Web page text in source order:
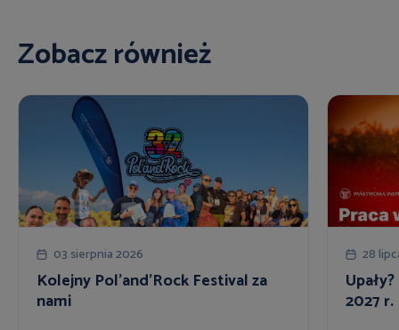
Zobacz również
03 sierpnia 2026
Kolejny Pol'and'Rock Festival za
nami
28
2027 r.